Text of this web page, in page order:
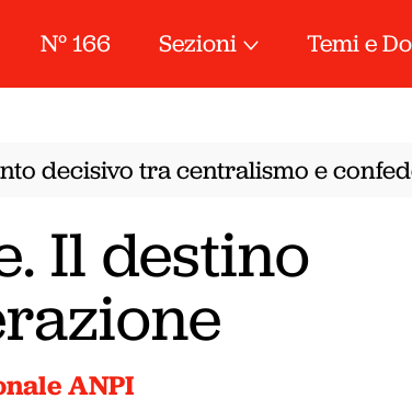
N° 166 Sezioni Temi e
tra centralismo e
Il destino
ANPI